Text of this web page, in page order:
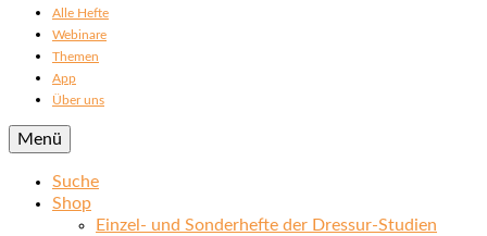
Alle Hefte
Webinare
Themen
App
Über uns
Menü
Suche
Shop
Einzel- und Sonderhefte der Dressur-Studien